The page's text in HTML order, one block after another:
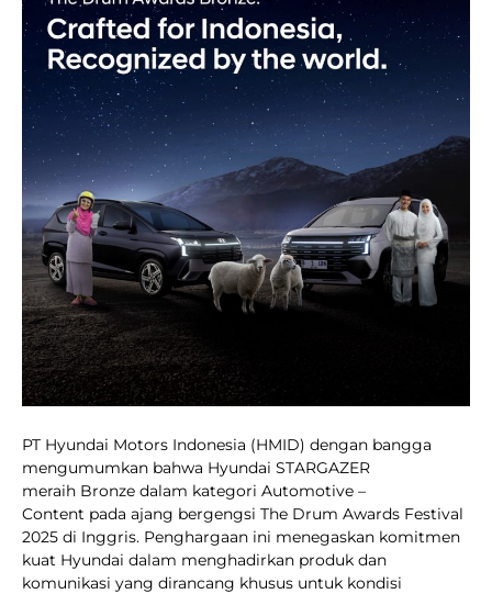
PT Hyundai Motors Indonesia (HMID) dengan bangga
mengumumkan bahwa Hyundai STARGAZER
meraih Bronze dalam kategori Automotive –
Content pada ajang bergengsi The Drum Awards Festival
2025 di Inggris. Penghargaan ini menegaskan komitmen
kuat Hyundai dalam menghadirkan produk dan
komunikasi yang dirancang khusus untuk kondisi